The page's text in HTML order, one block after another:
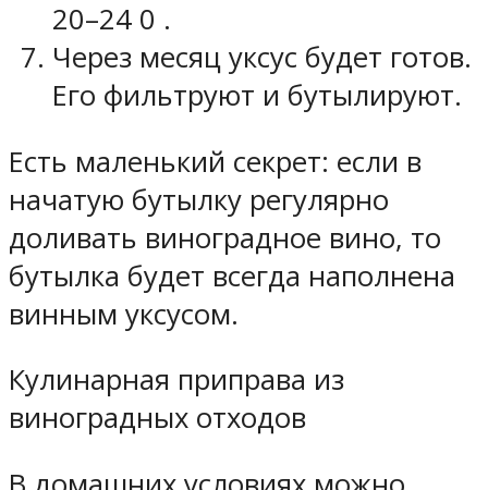
20–24 0 .
Через месяц уксус будет готов.
Его фильтруют и бутылируют.
Есть маленький секрет: если в
начатую бутылку регулярно
доливать виноградное вино, то
бутылка будет всегда наполнена
винным уксусом.
Кулинарная приправа из
виноградных отходов